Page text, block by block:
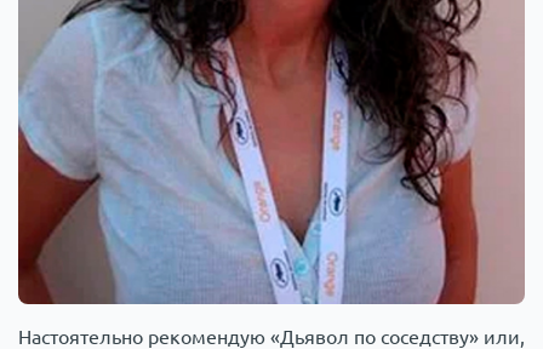
Настоятельно рекомендую «Дьявол по соседству» или,